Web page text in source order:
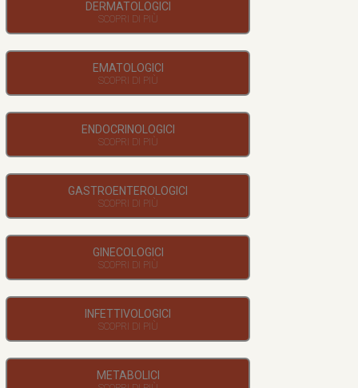
DERMATOLOGICI
EMATOLOGICI
ENDOCRINOLOGICI
GASTROENTEROLOGICI
GINECOLOGICI
INFETTIVOLOGICI
METABOLICI